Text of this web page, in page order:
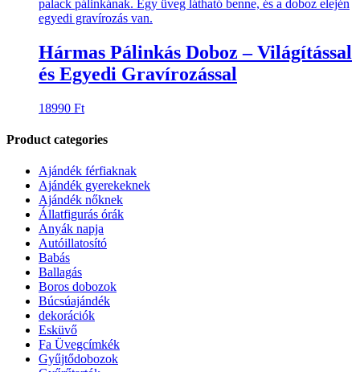
Hármas Pálinkás Doboz – Világítással
és Egyedi Gravírozással
18990 Ft
Product categories
Ajándék férfiaknak
Ajándék gyerekeknek
Ajándék nőknek
Állatfigurás órák
Anyák napja
Autóillatosító
Babás
Ballagás
Boros dobozok
Búcsúajándék
dekorációk
Esküvő
Fa Üvegcímkék
Gyűjtődobozok